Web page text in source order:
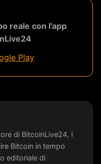
reale con l'app
Play
di BitcoinLive24, l
Bitcoin in tempo
editoriale di